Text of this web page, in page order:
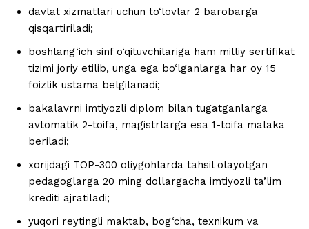
davlat xizmatlari uchun to‘lovlar 2 barobarga
qisqartiriladi;
boshlang‘ich sinf o‘qituvchilariga ham milliy sertifikat
tizimi joriy etilib, unga ega bo‘lganlarga har oy 15
foizlik ustama belgilanadi;
bakalavrni imtiyozli diplom bilan tugatganlarga
avtomatik 2-toifa, magistrlarga esa 1-toifa malaka
beriladi;
xorijdagi TOP-300 oliygohlarda tahsil olayotgan
pedagoglarga 20 ming dollargacha imtiyozli ta’lim
krediti ajratiladi;
yuqori reytingli maktab, bog‘cha, texnikum va